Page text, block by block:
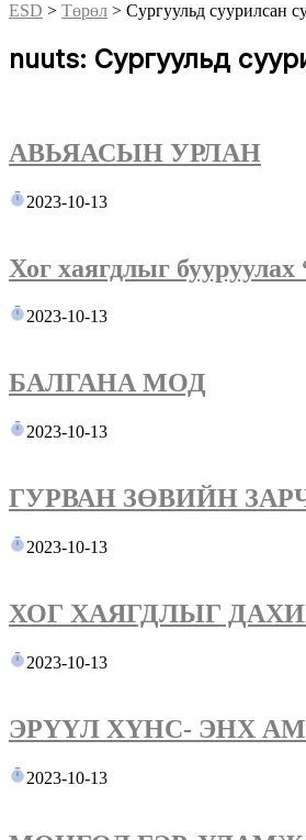
ESD > Төрөл > Сургуульд суурилсан
nuuts: Сургуульд
АВЬЯАСЫН УРЛАН
2023-10-13
Хог хаягдлыг бууруулах
2023-10-13
БАЛГАНА МОД
2023-10-13
ГУРВАН ЗӨВИЙН
2023-10-13
ХОГ ХАЯГДЛЫГ
2023-10-13
ЭРҮҮЛ ХҮНС- ЭНХ
2023-10-13